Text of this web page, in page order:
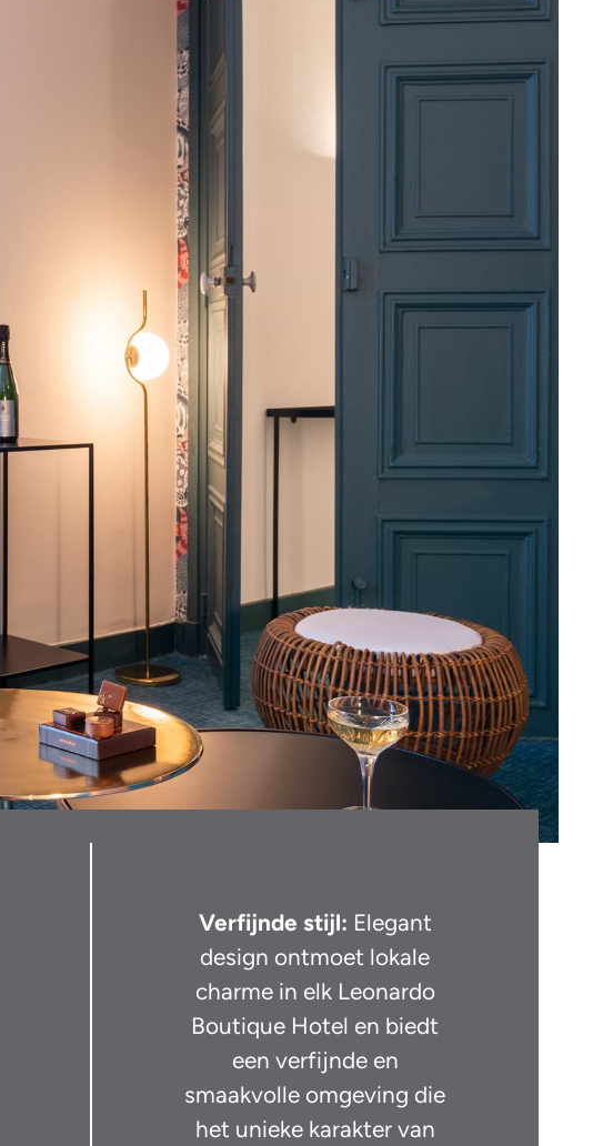
Verfijnde stijl: Elegant
design ontmoet lokale
charme in elk Leonardo
Boutique Hotel en biedt
een verfijnde en
smaakvolle omgeving die
het unieke karakter van